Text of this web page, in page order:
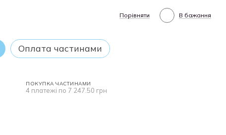
Порівняти В бажання
Оплата частинами
ПОКУПКА ЧАСТИНАМИ
4 платежі по 7 247.50 грн